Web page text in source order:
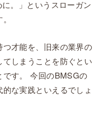
。」というスローガン
才能を、旧来の業界の
しまうことを防ぐとい
です。 今回のBMSGの
な実践といえるでしょ